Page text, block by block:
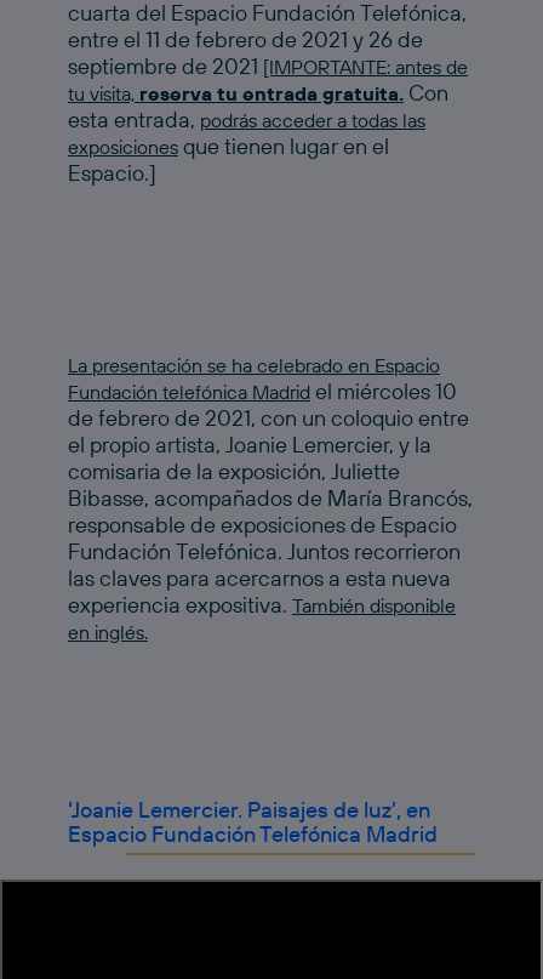
cuarta del Espacio Fundación Telefónica,
entre el 11 de febrero de 2021 y 26 de
septiembre de 2021 [IMPORTANTE: antes de
tu visita, reserva tu entrada gratuita. Con
esta entrada, podrás acceder a todas las
exposiciones que tienen lugar en el
Espacio.]
La presentación se ha celebrado en Espacio
Fundación telefónica Madrid el miércoles 10
de febrero de 2021, con un coloquio entre
el propio artista, Joanie Lemercier, y la
comisaria de la exposición, Juliette
Bibasse, acompañados de María Brancós,
responsable de exposiciones de Espacio
Fundación Telefónica. Juntos recorrieron
las claves para acercarnos a esta nueva
experiencia expositiva. También disponible
en inglés.
‘Joanie Lemercier. Paisajes de luz’, en
Espacio Fundación Telefónica Madrid